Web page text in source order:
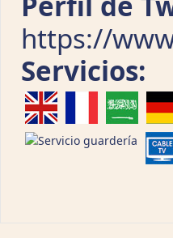
https://
Servicios: